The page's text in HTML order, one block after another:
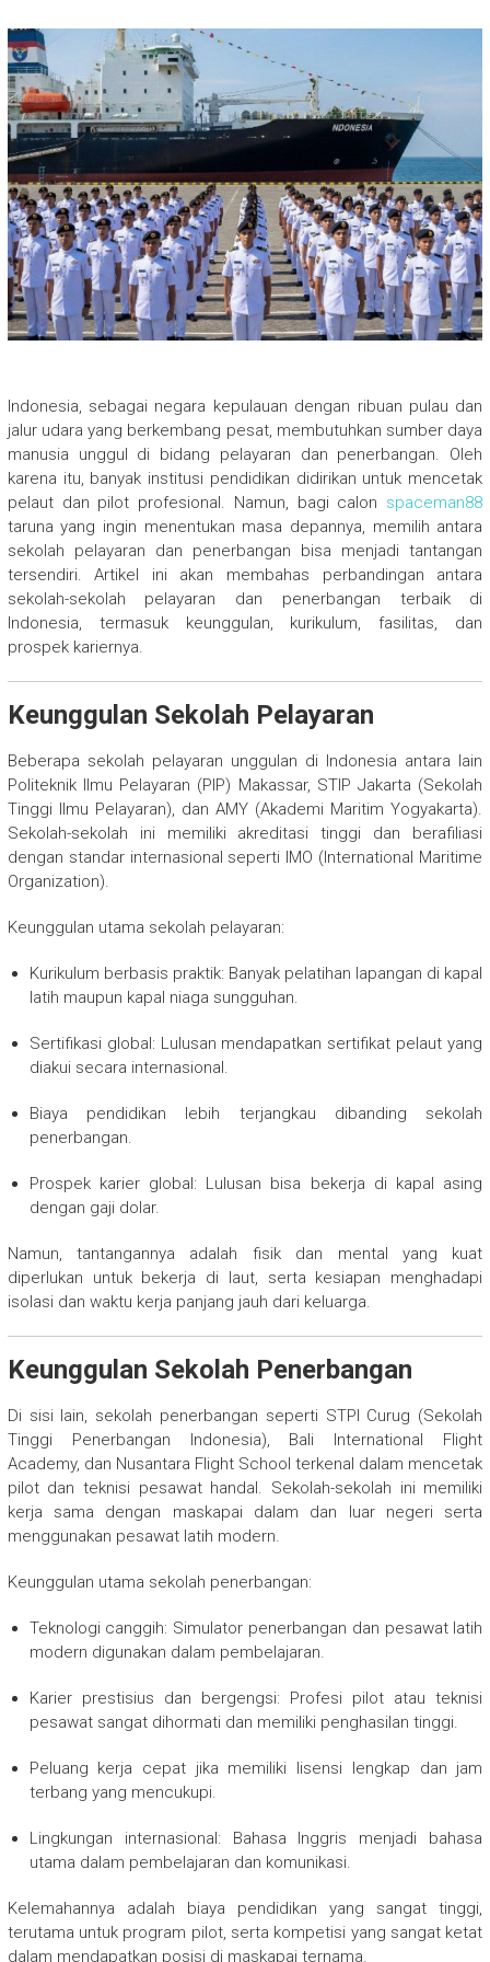
Indonesia, sebagai negara kepulauan dengan ribuan pulau dan
jalur udara yang berkembang pesat, membutuhkan sumber daya
manusia unggul di bidang pelayaran dan penerbangan. Oleh
karena itu, banyak institusi pendidikan didirikan untuk mencetak
pelaut dan pilot profesional. Namun, bagi calon spaceman88
taruna yang ingin menentukan masa depannya, memilih antara
sekolah pelayaran dan penerbangan bisa menjadi tantangan
tersendiri. Artikel ini akan membahas perbandingan antara
sekolah-sekolah pelayaran dan penerbangan terbaik di
Indonesia, termasuk keunggulan, kurikulum, fasilitas, dan
prospek kariernya.
Keunggulan Sekolah Pelayaran
Beberapa sekolah pelayaran unggulan di Indonesia antara lain
Politeknik Ilmu Pelayaran (PIP) Makassar, STIP Jakarta (Sekolah
Tinggi Ilmu Pelayaran), dan AMY (Akademi Maritim Yogyakarta).
Sekolah-sekolah ini memiliki akreditasi tinggi dan berafiliasi
dengan standar internasional seperti IMO (International Maritime
Organization).
Keunggulan utama sekolah pelayaran:
Kurikulum berbasis praktik: Banyak pelatihan lapangan di kapal
latih maupun kapal niaga sungguhan.
Sertifikasi global: Lulusan mendapatkan sertifikat pelaut yang
diakui secara internasional.
Biaya pendidikan lebih terjangkau dibanding sekolah
penerbangan.
Prospek karier global: Lulusan bisa bekerja di kapal asing
dengan gaji dolar.
Namun, tantangannya adalah fisik dan mental yang kuat
diperlukan untuk bekerja di laut, serta kesiapan menghadapi
isolasi dan waktu kerja panjang jauh dari keluarga.
Keunggulan Sekolah Penerbangan
Di sisi lain, sekolah penerbangan seperti STPI Curug (Sekolah
Tinggi Penerbangan Indonesia), Bali International Flight
Academy, dan Nusantara Flight School terkenal dalam mencetak
pilot dan teknisi pesawat handal. Sekolah-sekolah ini memiliki
kerja sama dengan maskapai dalam dan luar negeri serta
menggunakan pesawat latih modern.
Keunggulan utama sekolah penerbangan:
Teknologi canggih: Simulator penerbangan dan pesawat latih
modern digunakan dalam pembelajaran.
Karier prestisius dan bergengsi: Profesi pilot atau teknisi
pesawat sangat dihormati dan memiliki penghasilan tinggi.
Peluang kerja cepat jika memiliki lisensi lengkap dan jam
terbang yang mencukupi.
Lingkungan internasional: Bahasa Inggris menjadi bahasa
utama dalam pembelajaran dan komunikasi.
Kelemahannya adalah biaya pendidikan yang sangat tinggi,
terutama untuk program pilot, serta kompetisi yang sangat ketat
dalam mendapatkan posisi di maskapai ternama.